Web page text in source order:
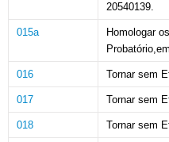
20540139.
015a Homologar
016 Tornar sem
017 Tornar sem
018 Tornar sem